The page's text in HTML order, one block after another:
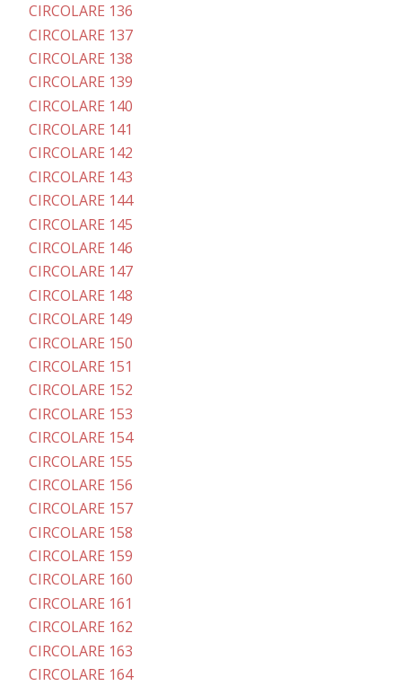
CIRCOLARE 136
CIRCOLARE 137
CIRCOLARE 138
CIRCOLARE 139
CIRCOLARE 140
CIRCOLARE 141
CIRCOLARE 142
CIRCOLARE 143
CIRCOLARE 144
CIRCOLARE 145
CIRCOLARE 146
CIRCOLARE 147
CIRCOLARE 148
CIRCOLARE 149
CIRCOLARE 150
CIRCOLARE 151
CIRCOLARE 152
CIRCOLARE 153
CIRCOLARE 154
CIRCOLARE 155
CIRCOLARE 156
CIRCOLARE 157
CIRCOLARE 158
CIRCOLARE 159
CIRCOLARE 160
CIRCOLARE 161
CIRCOLARE 162
CIRCOLARE 163
CIRCOLARE 164